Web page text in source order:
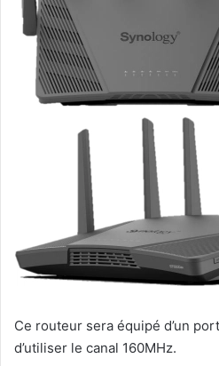
Ce routeur sera équipé d’un
d’utiliser le canal 160MHz.